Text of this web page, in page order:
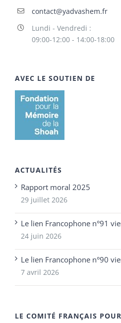
contact@yadvashem.fr
Lundi - Vendredi :
09:00-12:00 - 14:00-18:00
AVEC LE SOUTIEN DE
ACTUALITÉS
Rapport moral 2025
29 juillet 2026
Le lien Francophone n°91
24 juin 2026
Le lien Francophone n°90
7 avril 2026
LE COMITÉ FRANÇAIS